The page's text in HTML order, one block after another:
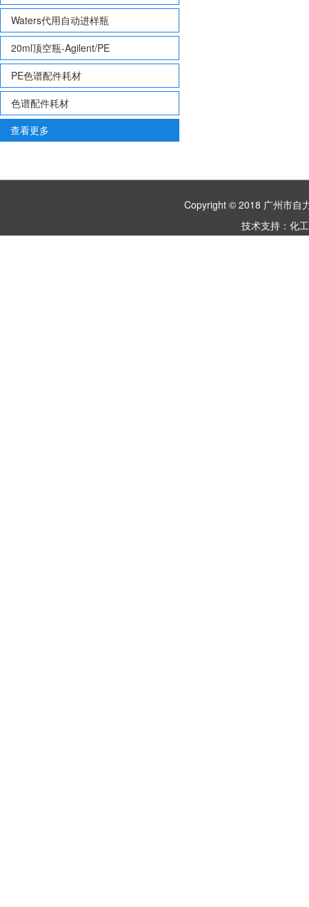
Waters代用自动进样瓶
20ml顶空瓶-Agilent/PE
PE色谱配件耗材
色谱配件耗材
查看更多
Copyright © 2018 广州市
技术支持： 化